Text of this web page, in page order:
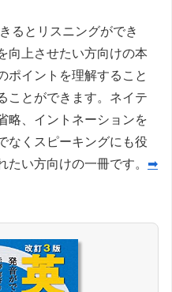
るとリスニングができ
向上させたい方向けの本
ポイントを理解すること
ことができます。ネイテ
略、イントネーションを
なくスピーキングにも役
い方向けの一冊です。 ➡